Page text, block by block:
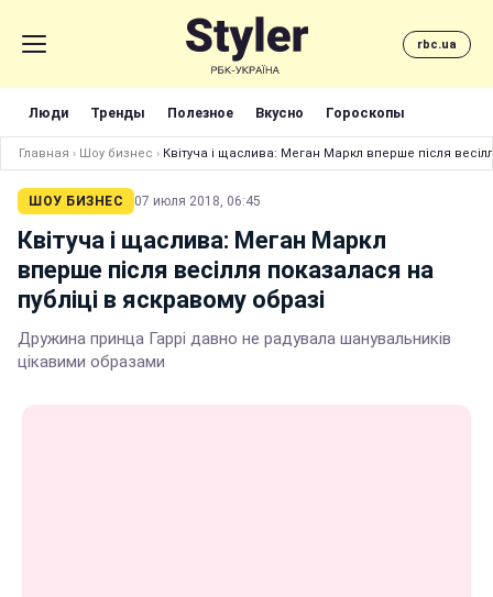
rbc.ua
Люди Тренды Полезное Вкусно Гороскопы
Главная › Шоу бизнес › Квітуча і щаслива: Меган Маркл вперше після
ШОУ БИЗНЕС 07 июля 2018, 06:45
Квітуча і щаслива: Меган Маркл
вперше після весілля показалася на
публіці в яскравому образі
Дружина принца Гаррі давно не радувала шанувальників
цікавими образами